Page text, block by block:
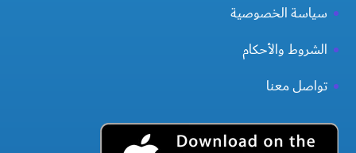
سياسة الخصوصية
الشروط والأحكام
تواصل معنا